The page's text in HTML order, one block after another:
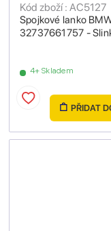
Spojkové lanko
32737661757 -
Kód zboží : AC5127
4+ Skladem
PŘIDAT